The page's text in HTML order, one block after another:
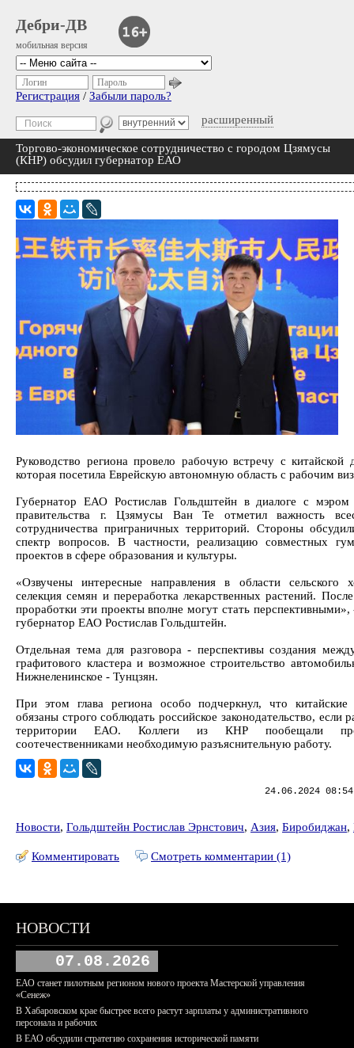
Дебри-ДВ
мобильная версия
расширенный
Логин Пароль
Регистрация / Забыли пароль?
Торгово-экономическое сотрудничество с городом Цзямусы
(КНР) обсудил губернатор ЕАО
Руководство региона провело рабочую встречу с китайской
которая посетила Еврейскую автономную область с рабочим
Губернатор ЕАО Ростислав Гольдштейн в диалоге с мэром
правительства г. Цзямусы Ван Те отметил важность
сотрудничества приграничных территорий. Стороны
спектр вопросов. В частности, реализацию совместных
проектов в сфере образования и культуры.
«Озвучены интересные направления в области сельского
селекция семян и переработка лекарственных растений.
проработки эти проекты вполне могут стать перспективными»,
губернатор ЕАО Ростислав Гольдштейн.
Отдельная тема для разговора - перспективы создания
графитового кластера и возможное строительство
Нижнеленинское - Тунцзян.
При этом глава региона особо подчеркнул, что китайские
обязаны строго соблюдать российское законодательство, если
территории ЕАО. Коллеги из КНР пообещали
соотечественниками необходимую разъяснительную работу.
24.06.2024
Новости, Гольдштейн Ростислав Эрнстович, Азия, Биробиджан,
Комментировать Смотреть комментарии (1)
НОВОСТИ
07.08.2026
ЕАО станет пилотным регионом нового проекта Мастерской управления
«Сенеж»
В Хабаровском крае быстрее всего растут зарплаты у административного
персонала и рабочих
В ЕАО обсудили стратегию сохранения исторической памяти